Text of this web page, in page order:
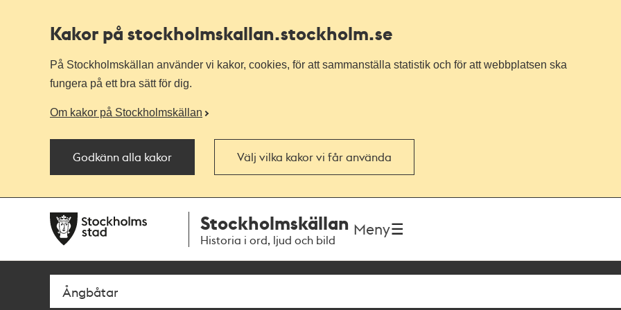
Kakor på stockholmskallan.stockholm.se
På Stockholmskällan använder vi kakor, cookies, för att sammanställa statistik och för att webbplatsen ska
fungera på ett bra sätt för dig.
Om kakor på Stockholmskällan
Godkänn alla kakor Välj vilka kakor vi får använda
navigationen
huvudinnehållet
Stockholmskällan
Historia i ord, ljud och bild
Meny
SökFritextsök